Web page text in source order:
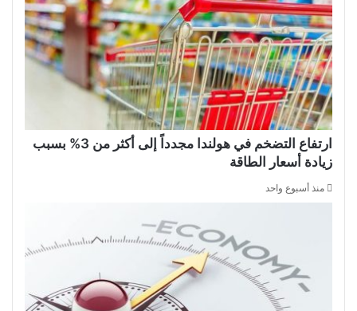
ارتفاع التضخم في هولندا مجدداً إلى أكثر من 3% بسبب
زيادة أسعار الطاقة
منذ أسبوع واحد